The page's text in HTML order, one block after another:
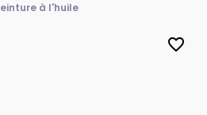
à l'huile
favorite_border